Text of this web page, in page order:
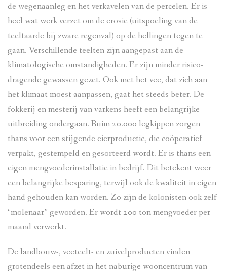
de wegenaanleg en het verkavelen van de percelen. Er is
heel wat werk verzet om de erosie (uitspoeling van de
teeltaarde bij zware regenval) op de hellingen tegen te
gaan. Verschillende teelten zijn aangepast aan de
klimatologische omstandigheden. Er zijn minder risico-
dragende gewassen gezet. Ook met het vee, dat zich aan
het klimaat moest aanpassen, gaat het steeds beter. De
fokkerij en mesterij van varkens heeft een belangrijke
uitbreiding ondergaan. Ruim 20.000 legkippen zorgen
thans voor een stijgende eierproductie, die coöperatief
verpakt, gestempeld en gesorteerd wordt. Er is thans een
eigen mengvoederinstallatie in bedrijf. Dit betekent weer
een belangrijke besparing, terwijl ook de kwaliteit in eigen
hand gehouden kan worden. Zo zijn de kolonisten ook zelf
“molenaar” geworden. Er wordt 200 ton mengvoeder per
maand verwerkt.
De landbouw-, veeteelt- en zuivelproducten vinden
grotendeels een afzet in het naburige wooncentrum van